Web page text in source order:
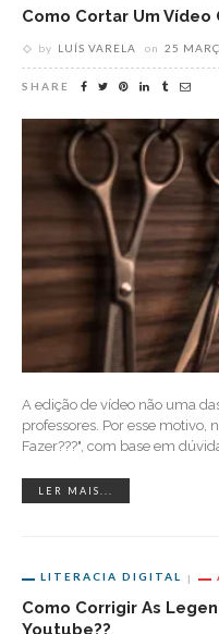
Como Cortar Um Vídeo
by LUÍS VARELA on 25
SHARE
A edição de vídeo não uma
professores. Por esse motivo,
Fazer???", com base em
LER MAIS...
LITERACIA DIGITAL
Como Corrigir As
Youtube??